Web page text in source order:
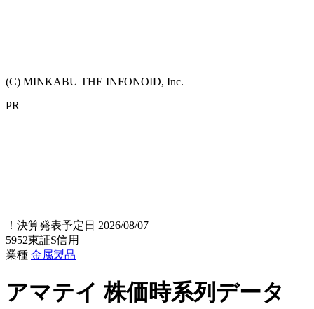
(C) MINKABU THE INFONOID, Inc.
PR
！ 決算発表予定日 2026/08/07
5952東証S信用
業種 金属製品
アマテイ株価時系列データ